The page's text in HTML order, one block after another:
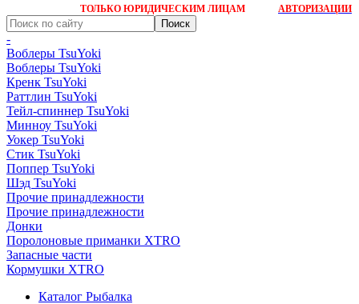
ТОЛЬКО ЮРИДИЧЕСКИМ ЛИЦАМ АВТОРИЗАЦИИ
-
Воблеры TsuYoki
Воблеры TsuYoki
Кренк TsuYoki
Раттлин TsuYoki
Тейл-спиннер TsuYoki
Минноу TsuYoki
Уокер TsuYoki
Стик TsuYoki
Поппер TsuYoki
Шэд TsuYoki
Прочие принадлежности
Прочие принадлежности
Донки
Поролоновые приманки XTRO
Запасные части
Кормушки XTRO
Каталог Рыбалка